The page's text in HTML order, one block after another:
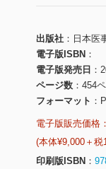
出版社
日本医
電子版ISBN
電子版発売日
ページ数
454
フォーマット
電子版販売価格：
(本体¥9,000＋税
印刷版ISBN